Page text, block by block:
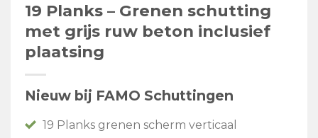
19 Planks – Grenen schutting
met grijs ruw beton inclusief
plaatsing
Nieuw bij FAMO Schuttingen
19 Planks grenen scherm verticaal